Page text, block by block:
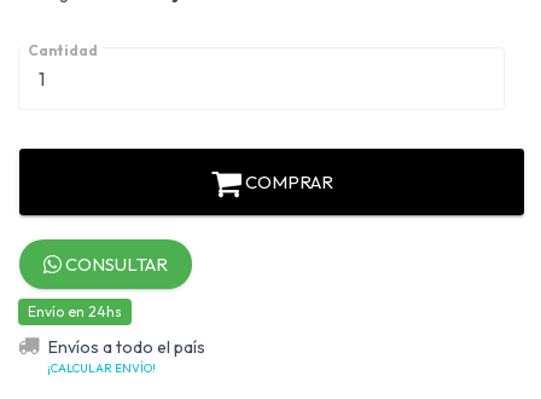
Cantidad
COMPRAR
CONSULTAR
Envío en 24hs
Envíos a todo el país
¡CALCULAR ENVÍO!